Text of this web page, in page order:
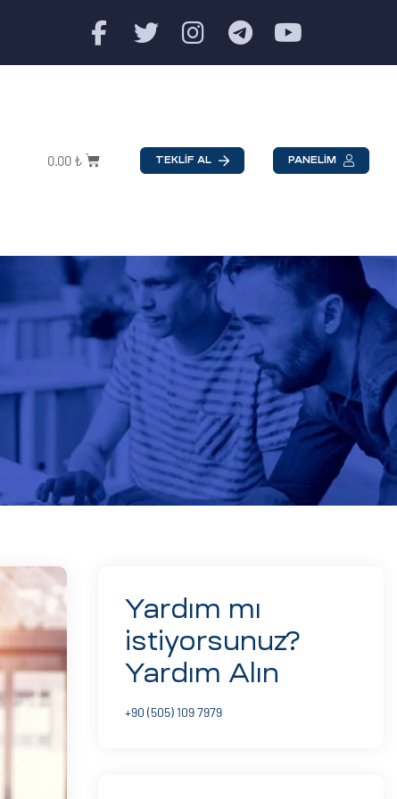
0.00 ₺ TEKLİF AL PANELİM
Yardım mı
istiyorsunuz?
Yardım Alın
+90 (505) 109 7979